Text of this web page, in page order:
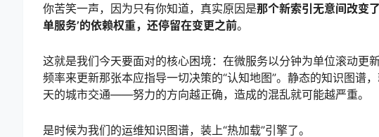
你苦笑一声，因为只有你知道，真实原因是那个新索引无意间改变
单服务’的依赖权重，还停留在变更之前。
这就是我们今天要面对的核心困境：在微服务以分钟为单位滚动更
频率来更新那张本应指导一切决策的“认知地图”。静态的知识图谱
天的城市交通——努力的方向越正确，造成的混乱就可能越严重。
是时候为我们的运维知识图谱，装上“热加载”引擎了。